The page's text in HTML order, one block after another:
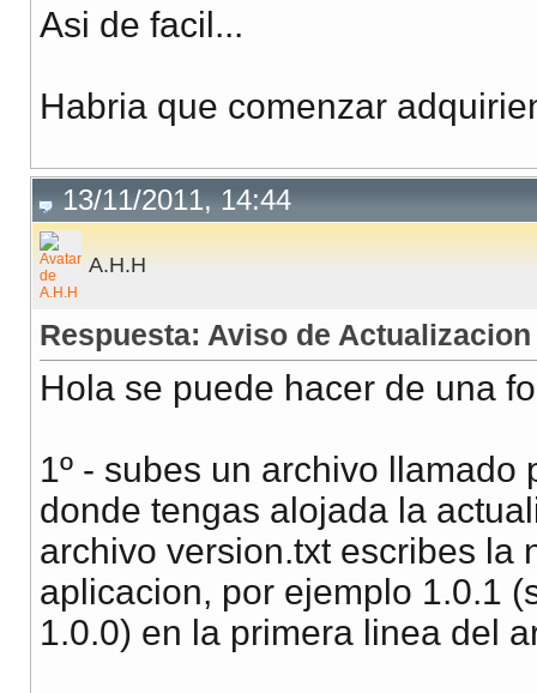
Asi de facil...
Habria que comenzar
13/11/2011, 14:44
A.H.H
Respuesta: Aviso de
Hola se puede hacer de una
1º - subes un archivo
donde tengas alojada la
archivo version.txt escribes la
aplicacion, por ejemplo 1.0.1
1.0.0) en la primera linea del